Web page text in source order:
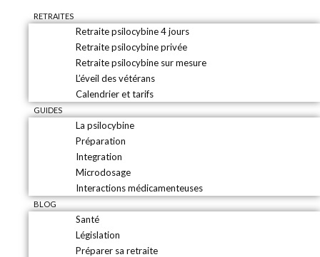
RETRAITES
Retraite psilocybine 4 jours
Retraite psilocybine privée
Retraite psilocybine sur mesure
L’éveil des vétérans
Calendrier et tarifs
GUIDES
La psilocybine
Préparation
Integration
Microdosage
Interactions médicamenteuses
BLOG
Santé
Législation
Préparer sa retraite